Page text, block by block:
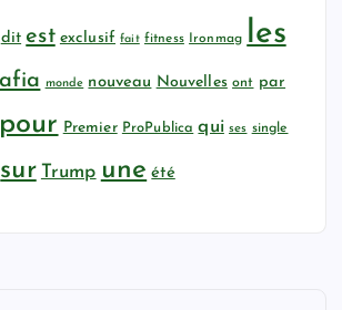
dit est exclusif fait fitness Ironmag les
monde nouveau Nouvelles ont par
pour Premier ProPublica qui ses single
sur Trump une été